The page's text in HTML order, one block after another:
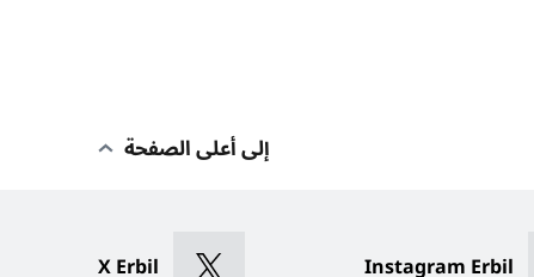
إلى أعلى الصفحة
Instagram Erbil
X Erbil